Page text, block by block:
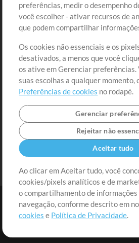
Conteúdo Grátis
Solicite uma Música
Extras
Sessões
Envie seu conteúdo
Playlist
MT Conference
Ir ao
Termos | Política de
preferências, medir o desempenho
você escolher - ativar recursos de
que podem compartilhar
Os cookies não essenciais e os
desativados, a menos que você
os ative em Gerenciar preferências.
suas escolhas a qualquer momento,
Preferências de cookies no rodapé.
Gerenciar
Rejeitar não
Aceitar tudo
Ao clicar em Aceitar tudo, você
cookies/pixels analíticos e de
o compartilhamento de
navegação, conforme descrito em
cookies e Política de Privacidade.